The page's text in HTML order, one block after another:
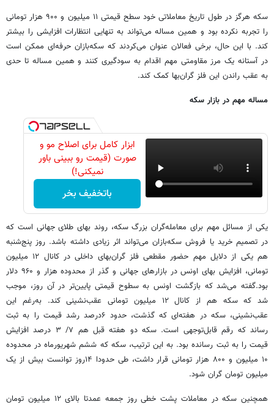
سکه هرگز در طول تاریخ معاملاتی خود سطح قیمتی ۱۱ میلیون و ۹۰۰ هزار تومانی
را تجربه نکرده بود و همین مساله می‌تواند به تنهایی انتظارات افزایشی را بیشتر
کند. با این حال، برخی فعالان عنوان می‌کردند که سکه‌بازان حرفه‌ای ممکن است
در آستانه یک مرز مقاومتی مهم اقدام به سودگیری کنند و همین مساله تا حدی
به عقب راندن این فلز گران‌بها کمک کند.
مساله مهم در بازار سکه
ابزار کامل برای اصلاح مو و
صورت (قیمت رو ببینی باور
نمیکنی!)
باتخفیف بخر
یکی از مسائل مهم برای معامله‌گران بزرگ سکه،‌ روند بهای طلای جهانی است که
در تصمیم خرید یا فروش سکه‌بازان می‌تواند اثر زیادی داشته باشد. روز پنج‌شنبه
هم یکی از دلایل مهم حضور مقطعی فلز گران‌بهای داخلی در کانال ۱۲ میلیون
تومانی، افزایش بهای اونس در بازارهای جهانی و گذر از محدوده هزار و ۹۶۰ دلار
بود.گفته می‌شد که بازگشت اونس به سطوح قیمتی پایین‌تر در آن روز، موجب
شد که سکه هم از کانال ۱۲ میلیون تومانی عقب‌نشینی کند. به‌رغم این
عقب‌نشینی، سکه در هفته‌ای که گذشت، حدود ۶درصد رشد قیمت را به ثبت
رساند که رقم قابل‌توجهی است. سکه دو هفته قبل هم ۷/ ۳ درصد افزایش
قیمت را به ثبت رسانده بود. به این ترتیب، سکه که ششم شهریورماه در محدوده
۱۰ میلیون و ۸۰۰ هزار تومانی قرار داشت، طی حدودا ۱۴روز توانست بیش از یک
میلیون تومان گران شود.
همچنین سکه در معاملات پشت خطی روز جمعه عمدتا بالای ۱۲ میلیون تومان